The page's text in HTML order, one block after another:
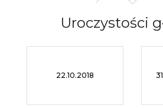
Uroczystości
22.10.2018